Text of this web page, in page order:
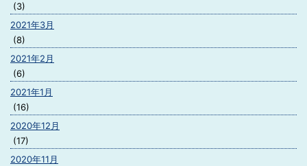
(3)
2021年3月
(8)
2021年2月
(6)
2021年1月
(16)
2020年12月
(17)
2020年11月